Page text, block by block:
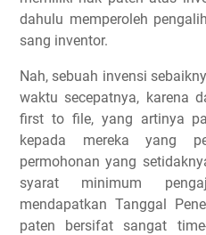
dahulu memperoleh
sang inventor.
Nah, sebuah invensi
waktu secepatnya, karena
first to file, yang artinya
kepada mereka yang
permohonan yang
syarat minimum
mendapatkan Tanggal
paten bersifat sangat